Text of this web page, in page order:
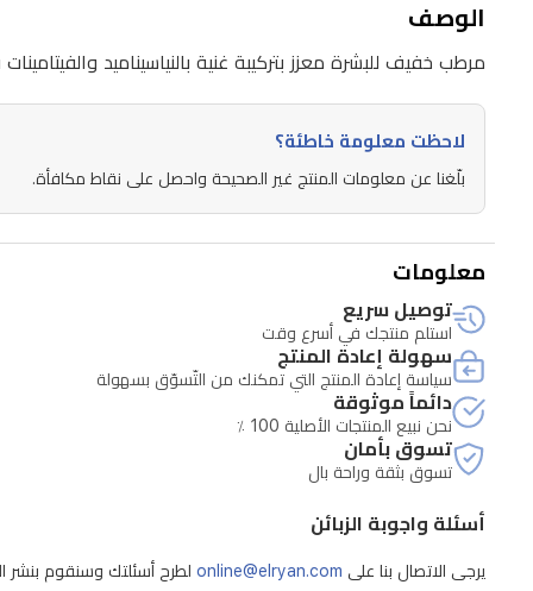
الوصف
مرطب خفيف للبشرة معزز بتركيبة غنية بالنياسيناميد والفيتامينات فيتامين ب5 و هـ، يساعد على توحيد لون البشرة وملمسها، مع تنعيمها
لاحظت معلومة خاطئة؟
بلّغنا عن معلومات المنتج غير الصحيحة واحصل على نقاط مكافأة.
معلومات
توصيل سريع
استلم منتجك في أسرع وقت
سهولة إعادة المنتج
سياسة إعادة المنتج التي تمكنك من التّسوّق بسهولة
دائماً موثوقة
نحن نبيع المنتجات الأصلية 100 ٪
تسوق بأمان
تسوق بثقة وراحة بال
أسئلة واجوبة الزبائن
يرجى الاتصال بنا على online@elryan.com لطرح أسئلتك وسنقوم بنشر